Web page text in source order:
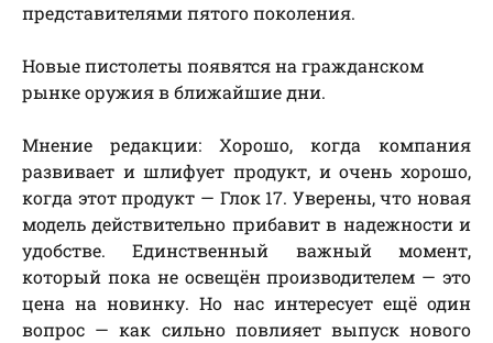
представителями пятого поколения.
Новые пистолеты появятся на гражданском
рынке оружия в ближайшие дни.
Мнение редакции: Хорошо, когда компания
развивает и шлифует продукт, и очень хорошо,
когда этот продукт — Глок 17. Уверены, что новая
модель действительно прибавит в надежности и
удобстве. Единственный важный момент,
который пока не освещён производителем — это
цена на новинку. Но нас интересует ещё один
вопрос — как сильно повлияет выпуск нового